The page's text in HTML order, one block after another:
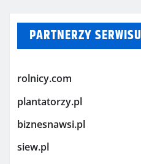
PARTNERZY SERWISU
rolnicy.com
plantatorzy.pl
biznesnawsi.pl
siew.pl